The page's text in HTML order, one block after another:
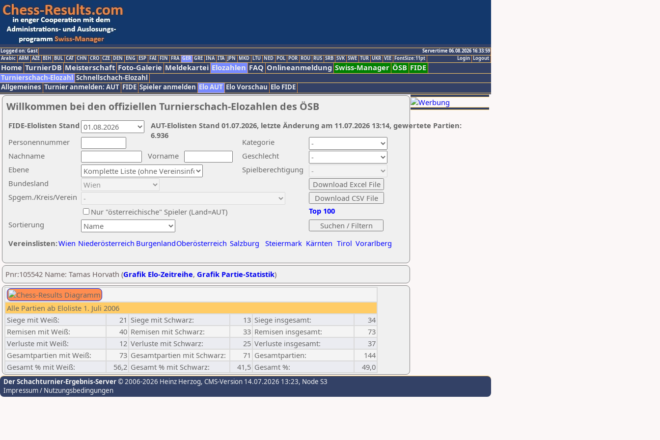
Logged on: Gast
Servertime 06.08.2026 16:33:59
Logout
Login
Arabic ARM AZE BIH BUL CAT CHN CRO CZE DEN ENG ESP FAI FIN FRA GER GRE INA ITA JPN MKD LTU NED POL POR ROU RUS SRB SVK SWE TUR UKR VIE FontSize:11pt
Home TurnierDB Meisterschaft Foto-Galerie Meldekartei Elozahlen FAQ Onlineanmeldung Swiss-Manager ÖSB FIDE
Turnierschach-Elozahl Schnellschach-Elozahl
Allgemeines Turnier anmelden: AUT FIDE Spieler anmelden Elo AUT Elo Vorschau Elo FIDE
Willkommen bei den offiziellen Turnierschach-Elozahlen des ÖSB
Nachname
Vorname
Ebene
Kategorie
Sortierung
Personennummer
Bundesland
Spgem./Kreis/Verein
Geschlecht
Nur "österreichische" Spieler (Land=AUT)
Spielberechtigung
Vereinslisten:Wien Niederösterreich BurgenlandOberösterreich Salzburg Steiermark Kärnten Tirol Vorarlberg
Top 100
AUT-Elolisten Stand 01.07.2026, letzte Änderung am 11.07.2026 13:14, gewertete Partien:
6.936
FIDE-Elolisten Stand
Pnr:105542 Name: Tamas Horvath (Grafik Elo-Zeitreihe, Grafik Partie-Statistik)
Alle Partien ab Eloliste 1. Juli 2006
Siege mit Weiß:
21 Siege mit Schwarz: 13 Siege insgesamt:
34
Remisen mit Weiß:
40 Remisen mit Schwarz: 33 Remisen insgesamt:
73
Verluste mit Weiß:
12 Verluste mit Schwarz: 25 Verluste insgesamt:
37
Gesamtpartien mit Weiß:
73 Gesamtpartien mit Schwarz: 71 Gesamtpartien:
144
Gesamt % mit Weiß:
56,2 Gesamt % mit Schwarz: 41,5 Gesamt %: 49,0
Der Schachturnier-Ergebnis-Server© 2006-2026 Heinz Herzog, CMS-Version 14.07.2026 13:23, Node S3
Impressum / Nutzungsbedingungen